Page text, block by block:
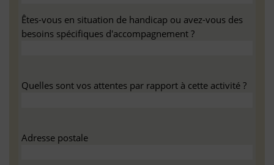
Êtes-vous en situation de handicap ou avez-vous des
besoins spécifiques d'accompagnement ?
Quelles sont vos attentes par rapport à cette activité ?
Adresse postale